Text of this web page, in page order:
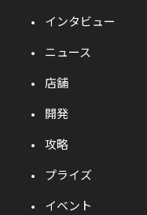
インタビュー
ニュース
店舗
開発
攻略
プライズ
イベント